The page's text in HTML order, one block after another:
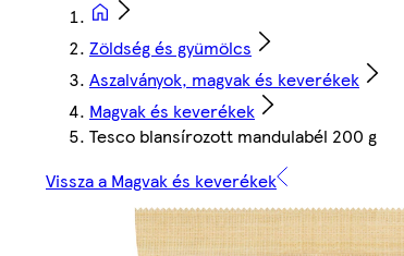
Zöldség és gyümölcs
Aszalványok, magvak és keverékek
Magvak és keverékek
Tesco blansírozott mandulabél 200 g
Vissza a Magvak és keverékek